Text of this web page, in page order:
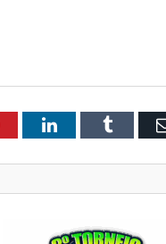
LinkedInTumblr